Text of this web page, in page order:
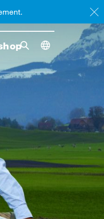
Recherche bascule
Rrecherche
Lancer
Toggle